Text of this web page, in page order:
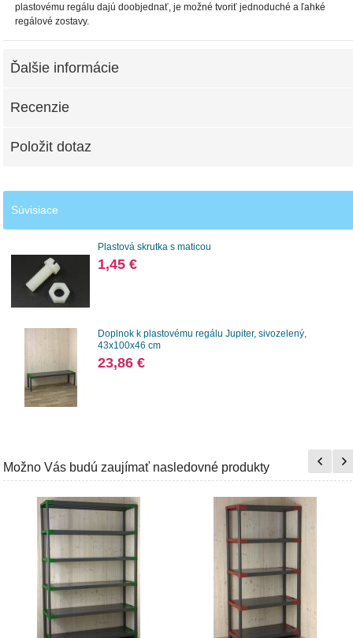
plastovému regálu dajú doobjednať, je možné tvoriť jednoduché a ľahké
regálové zostavy.
Ďalšie informácie
Recenzie
Položit dotaz
Súvisiace
Plastová skrutka s maticou
1,45 €
Doplnok k plastovému regálu Jupiter, sivozelený,
43x100x46 cm
23,86 €
Možno Vás budú zaujímať nasledovné produkty